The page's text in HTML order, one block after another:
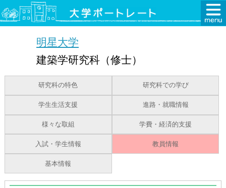
明星大学
建築学研究科（修士）
研究科の特色 研究科での学び
学生生活支援 進路・就職情報
様々な取組 学費・経済的支援
入試・学生情報 教員情報
基本情報